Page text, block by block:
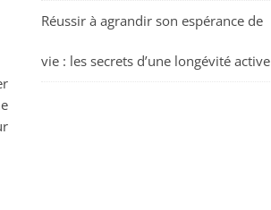
Réussir à agrandir son espérance de
vie : les secrets d’une longévité active